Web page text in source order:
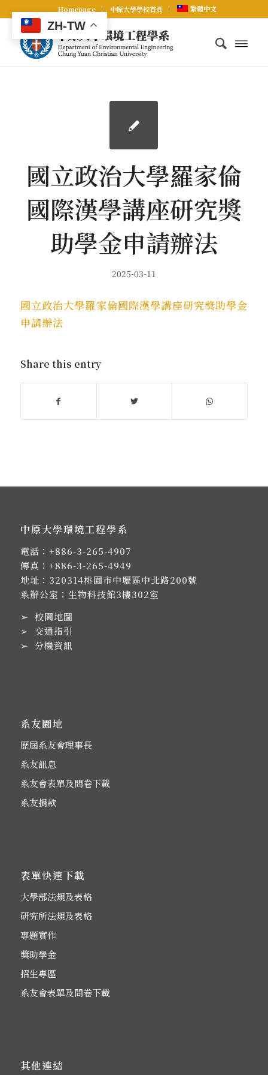
Homepage 中原大學學校首頁 繁體中文
國立政治大學羅家倫
國際漢學講座研究獎
助學金申請辦法
2025-03-11
國立政治大學羅家倫國際漢學講座研究獎助學金
申請辦法
Share this entry
中原大學環境工程學系
電話： +886-3-265-4907
傳真：+886-3-265-4949
地址： 320314桃園市中壢區中北路200號
系辦公室：生物科技館3樓302室
➢ 校園地圖
➢ 交通指引
➢ 分機資訊
系友園地
歷屆系友會理事長
系友訊息
系友會表單及問卷下載
系友捐款
表單快速下載
大學部法規及表格
研究所法規及表格
專題實作
獎助學金
招生專區
系友會表單及問卷下載
其他連結
ZH-TW